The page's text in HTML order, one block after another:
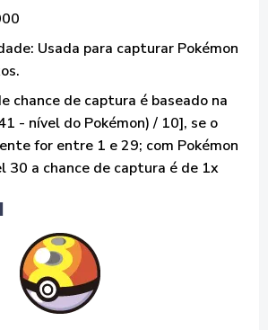
Usada para capturar Pokémon
chance de captura é baseado na
- nível do Pokémon) / 10], se o
for entre 1 e 29; com Pokémon
30 a chance de captura é de 1x